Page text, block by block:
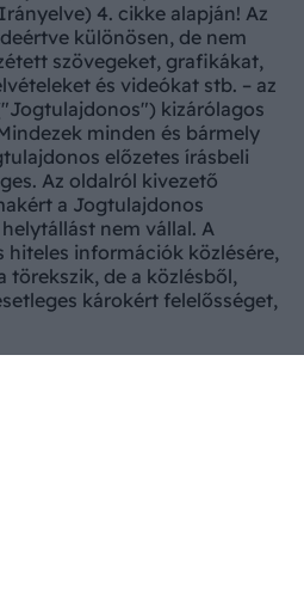
4. cikke alapján! Az
különösen, de nem
szövegeket, grafikákat,
és videókat stb. – az
kizárólagos
minden és bármely
előzetes írásbeli
Az oldalról kivezető
a Jogtulajdonos
nem vállal. A
információk közlésére,
törekszik, de a közlésből,
károkért felelősséget,